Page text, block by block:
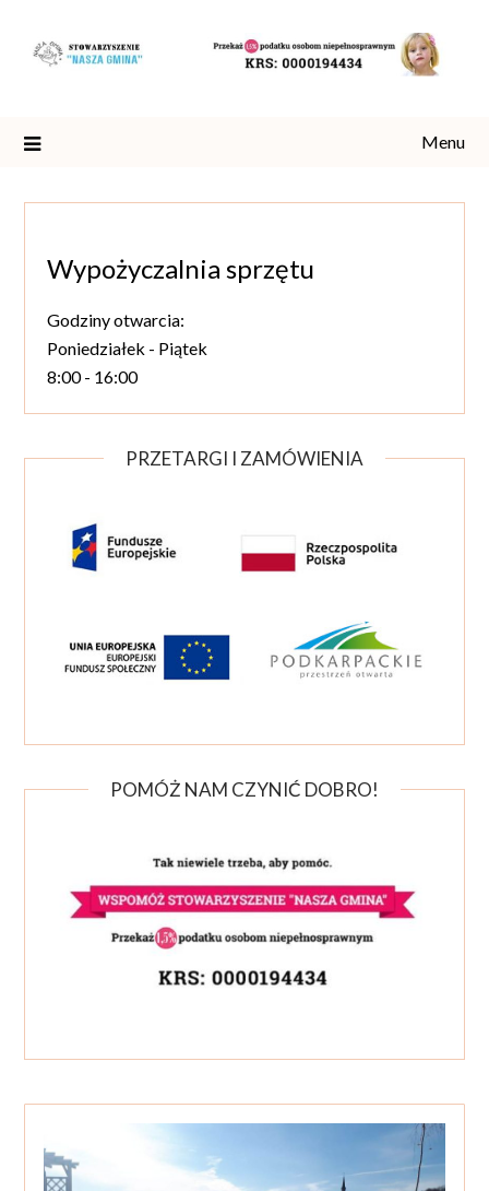
content
Menu
Wypożyczalnia sprzętu
Godziny otwarcia:
Poniedziałek - Piątek
8:00 - 16:00
PRZETARGI I ZAMÓWIENIA
POMÓŻ NAM CZYNIĆ DOBRO!